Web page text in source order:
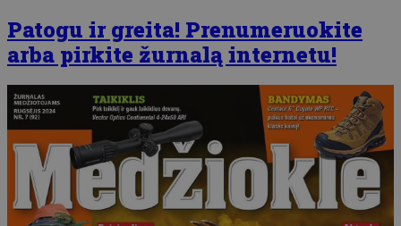
Patogu ir greita! Prenumeruokite
arba pirkite žurnalą internetu!